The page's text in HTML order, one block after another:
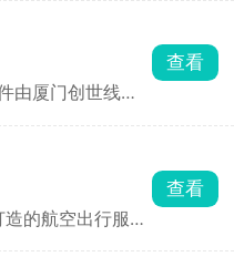
手动编排行程、
成专属旅行路
藏小众自驾线路
游，还是长线跨
由厦门创世线程
览世界各地大好
以不同的视角探
边环境，计算轨
查看
的航空出行服务
查看